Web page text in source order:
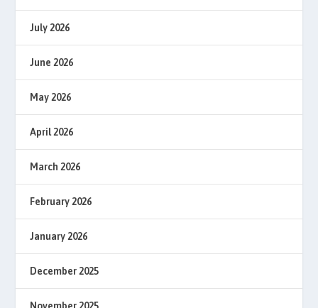
July 2026
June 2026
May 2026
April 2026
March 2026
February 2026
January 2026
December 2025